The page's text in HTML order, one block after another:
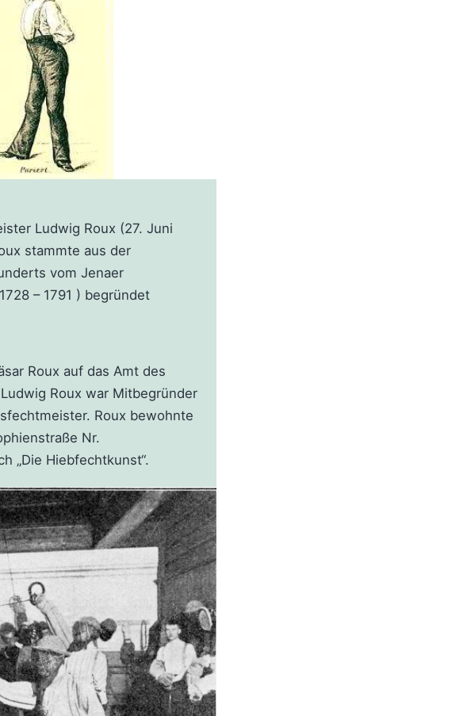
Ludwig Roux (27. Juni
stammte aus der
vom Jenaer
– 1791 ) begründet
Roux auf das Amt des
Roux war Mitbegründer
Roux bewohnte
Nr.
„Die Hiebfechtkunst“.